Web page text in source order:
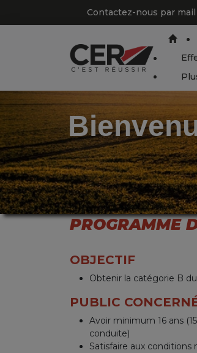
Panneau de gestion des cookies
Contactez-nous par mail
PROGRAMME
OBJECTIF
Obtenir la catégorie B
PUBLIC
Avoir minimum 16 ans
conduite)
Satisfaire aux